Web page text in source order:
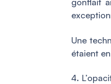
Une
étaient
4.